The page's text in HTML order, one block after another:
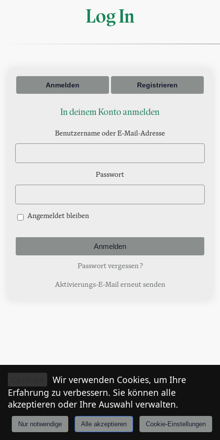
Log In
Anmelden Registrieren
In deinem Konto anmelden
Benutzername oder E-Mail-Adresse
Passwort
Angemeldet bleiben
Passwort vergessen?
Aktivierungs-E-Mail erneut senden
Anmelden Tiroler
Wir verwenden Cookies, um Ihre
Erfahrung zu verbessern. Sie können alle
akzeptieren oder Ihre Auswahl verwalten.
Nur notwendige Alle akzeptieren Cookie-Einstellungen